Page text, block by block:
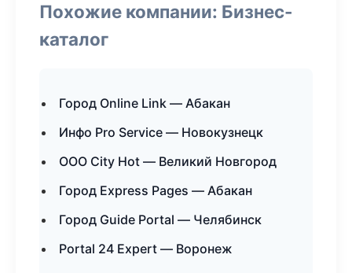
Похожие компании: Бизнес-
каталог
Город Online Link — Абакан
Инфо Pro Service — Новокузнецк
ООО City Hot — Великий Новгород
Город Express Pages — Абакан
Город Guide Portal — Челябинск
Portal 24 Expert — Воронеж